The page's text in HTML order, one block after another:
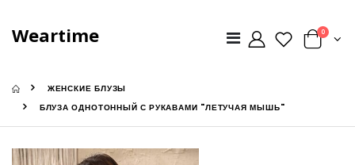
Weartime 0
ЖЕНСКИЕ БЛУЗЫ
БЛУЗА ОДНОТОННЫЙ С РУКАВАМИ "ЛЕТУЧАЯ МЫШЬ"